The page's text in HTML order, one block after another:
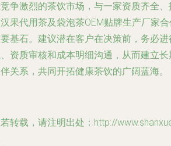
争激烈的茶饮市场，与一家资质齐全
果代用茶及袋泡茶OEM贴牌生产厂家
基石。建议潜在客户在决策前，务必
资质审核和成本明细沟通，从而建立
关系，共同开拓健康茶饮的广阔蓝海。
转载，请注明出处：http://